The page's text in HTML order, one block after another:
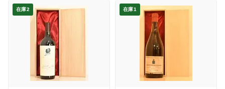
在庫2 在庫1